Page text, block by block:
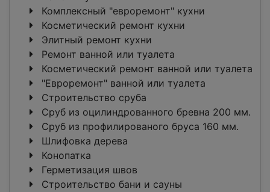
Комплексный "евроремонт" кухни
Косметический ремонт кухни
Элитный ремонт кухни
Ремонт ванной или туалета
Косметический ремонт ванной или туалета
"Евроремонт" ванной или туалета
Строительство сруба
Сруб из оцилиндрованного бревна 200 мм.
Сруб из профилированого бруса 160 мм.
Шлифовка дерева
Конопатка
Герметизация швов
Строительство бани и сауны